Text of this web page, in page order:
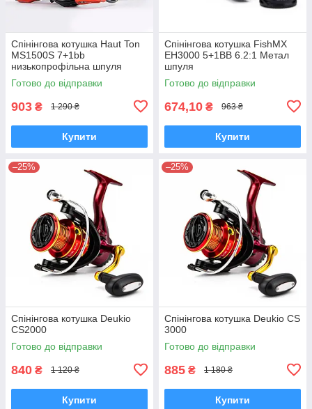
Спінінгова котушка Haut Ton
MS1500S 7+1bb
низькопрофільна шпуля
Готово до відправки
903 ₴ 1 290 ₴
Купити
Спінінгова котушка FishMX
EH3000 5+1BB 6.2:1 Метал
шпуля
Готово до відправки
674,10 ₴ 963 ₴
Купити
–25%
Спінінгова котушка Deukio
CS2000
Готово до відправки
840 ₴ 1 120 ₴
Купити
–25%
Спінінгова котушка Deukio CS
3000
Готово до відправки
885 ₴ 1 180 ₴
Купити